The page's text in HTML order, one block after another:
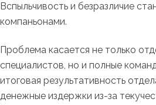
Вспыльчивость и безразличие
компаньонами.
Проблема касается не только
специалистов, но и полные
итоговая результативность
денежные издержки из-за